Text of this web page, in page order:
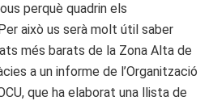
perquè quadrin els
això us serà molt útil saber
més barats de la Zona Alta de
a un informe de l’Organització
que ha elaborat una llista de